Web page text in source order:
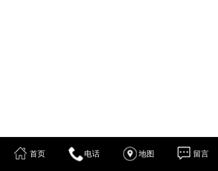
首页 电话 地图 留言